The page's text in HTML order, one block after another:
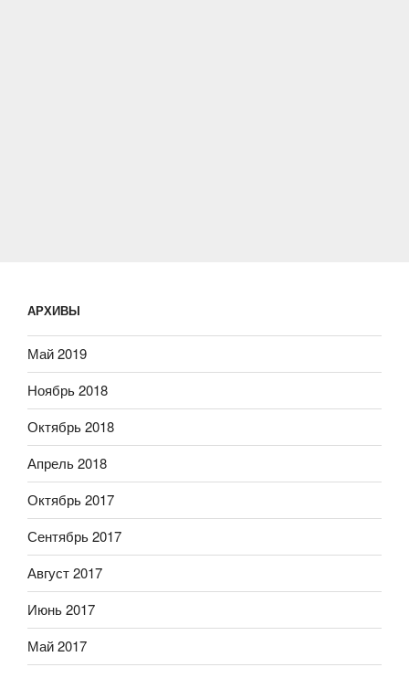
АРХИВЫ
Май 2019
Ноябрь 2018
Октябрь 2018
Апрель 2018
Октябрь 2017
Сентябрь 2017
Август 2017
Июнь 2017
Май 2017